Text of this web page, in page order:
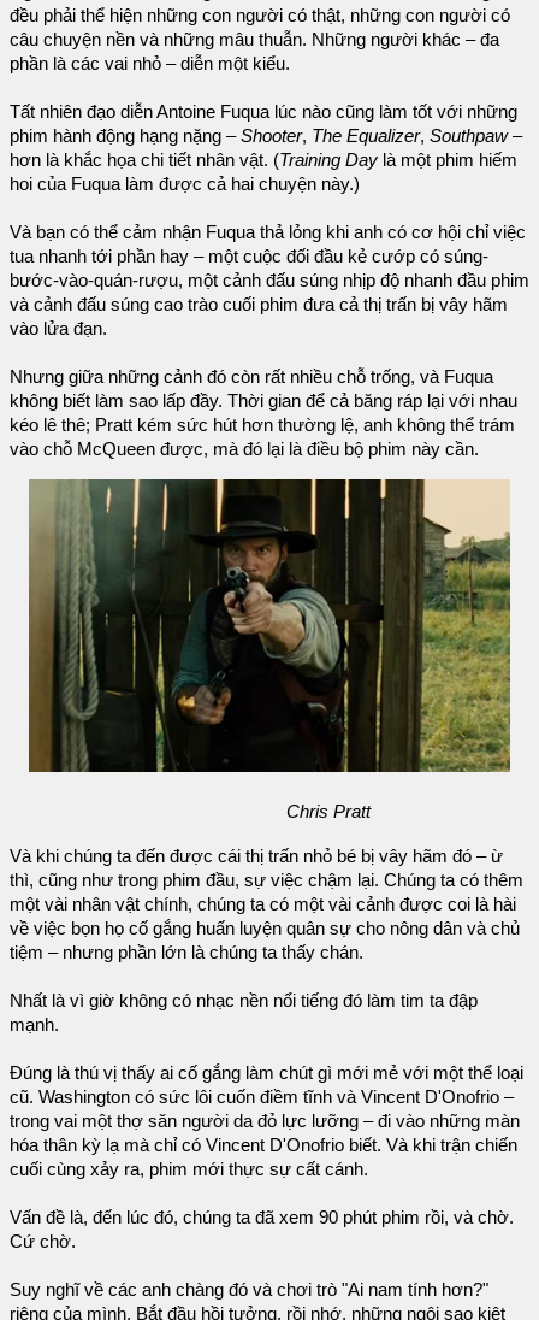
đều phải thể hiện những con người có thật, những con người có
câu chuyện nền và những mâu thuẫn. Những người khác – đa
phần là các vai nhỏ – diễn một kiểu.
Tất nhiên đạo diễn Antoine Fuqua lúc nào cũng làm tốt với những
phim hành động hạng nặng –Shooter, The Equalizer, Southpaw–
hơn là khắc họa chi tiết nhân vật. (Training Day là một phim hiếm
hoi của Fuqua làm được cả hai chuyện này.)
Và bạn có thể cảm nhận Fuqua thả lỏng khi anh có cơ hội chỉ việc
tua nhanh tới phần hay – một cuộc đối đầu kẻ cướp có súng-
bước-vào-quán-rượu, một cảnh đấu súng nhịp độ nhanh đầu phim
và cảnh đấu súng cao trào cuối phim đưa cả thị trấn bị vây hãm
vào lửa đạn.
Nhưng giữa những cảnh đó còn rất nhiều chỗ trống, và Fuqua
không biết làm sao lấp đầy. Thời gian để cả băng ráp lại với nhau
kéo lê thê; Pratt kém sức hút hơn thường lệ, anh không thể trám
vào chỗ McQueen được, mà đó lại là điều bộ phim này cần.
Chris Pratt
Và khi chúng ta đến được cái thị trấn nhỏ bé bị vây hãm đó – ừ
thì, cũng như trong phim đầu, sự việc chậm lại. Chúng ta có thêm
một vài nhân vật chính, chúng ta có một vài cảnh được coi là hài
về việc bọn họ cố gắng huấn luyện quân sự cho nông dân và chủ
tiệm – nhưng phần lớn là chúng ta thấy chán.
Nhất là vì giờ không có nhạc nền nổi tiếng đó làm tim ta đập
mạnh.
Đúng là thú vị thấy ai cố gắng làm chút gì mới mẻ với một thể loại
cũ. Washington có sức lôi cuốn điềm tĩnh và Vincent D'Onofrio –
trong vai một thợ săn người da đỏ lực lưỡng – đi vào những màn
hóa thân kỳ lạ mà chỉ có Vincent D'Onofrio biết. Và khi trận chiến
cuối cùng xảy ra, phim mới thực sự cất cánh.
Vấn đề là, đến lúc đó, chúng ta đã xem 90 phút phim rồi, và chờ.
Cứ chờ.
Suy nghĩ về các anh chàng đó và chơi trò "Ai nam tính hơn?"
riêng của mình. Bắt đầu hồi tưởng, rồi nhớ, những ngôi sao kiệt